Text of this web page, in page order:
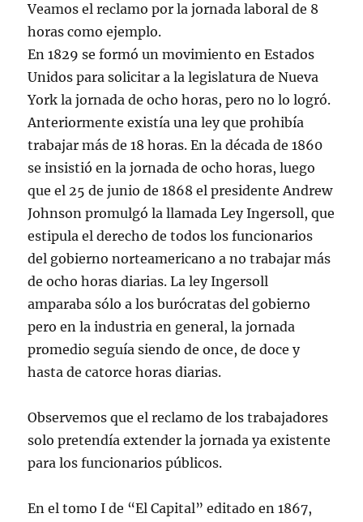
Veamos el reclamo por la jornada laboral de 8
horas como ejemplo.
En 1829 se formó un movimiento en Estados
Unidos para solicitar a la legislatura de Nueva
York la jornada de ocho horas, pero no lo logró.
Anteriormente existía una ley que prohibía
trabajar más de 18 horas. En la década de 1860
se insistió en la jornada de ocho horas, luego
que el 25 de junio de 1868 el presidente Andrew
Johnson promulgó la llamada Ley Ingersoll, que
estipula el derecho de todos los funcionarios
del gobierno norteamericano a no trabajar más
de ocho horas diarias. La ley Ingersoll
amparaba sólo a los burócratas del gobierno
pero en la industria en general, la jornada
promedio seguía siendo de once, de doce y
hasta de catorce horas diarias.
Observemos que el reclamo de los trabajadores
solo pretendía extender la jornada ya existente
para los funcionarios públicos.
En el tomo I de “El Capital” editado en 1867,